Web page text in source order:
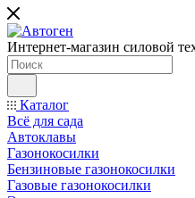
Интернет-магазин силовой
Каталог
Всё для сада
Автоклавы
Газонокосилки
Бензиновые газонокосилки
Газовые газонокосилки